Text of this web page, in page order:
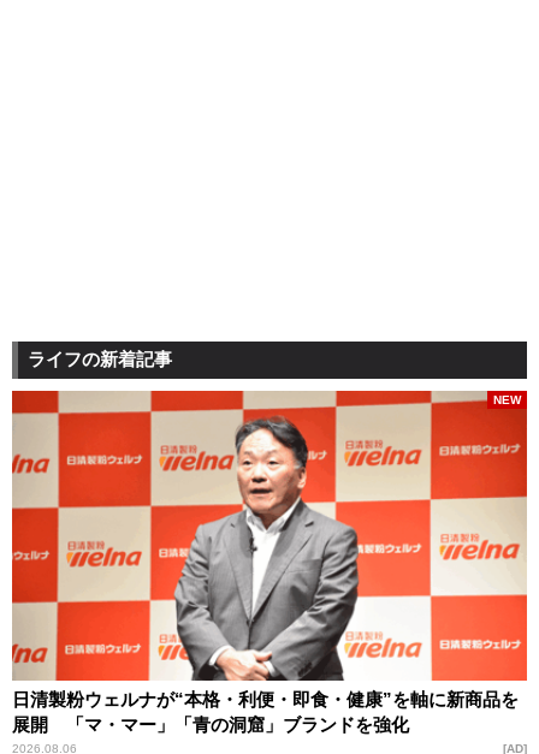
ライフの新着記事
日清製粉ウェルナが“本格・利便・即食・健康”を軸に新商品を
展開 「マ・マー」「青の洞窟」ブランドを強化
2026.08.06
NEW
AD